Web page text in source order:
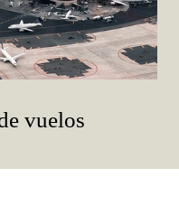
vuelos